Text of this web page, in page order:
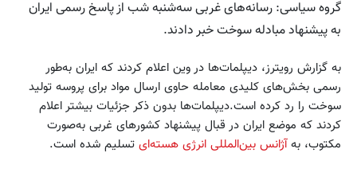
گروه سیاسی: رسانه‌های غربی سه‌شنبه شب از پاسخ رسمی ایران
به پیشنهاد مبادله سوخت خبر دادند.
به گزارش رویترز، دیپلمات‌ها در وین اعلام کردند که ایران به‌طور
رسمی بخش‌های کلیدی معامله حاوی ارسال مواد برای پروسه تولید
سوخت را رد کرده است.دیپلمات‌ها بدون ذکر جزئیات بیشتر اعلام
کردند که موضع ایران در قبال پیشنهاد کشورهای غربی به‌صورت
مکتوب، بهآژانس بین‌المللی انرژی هسته‌ای تسلیم شده است.